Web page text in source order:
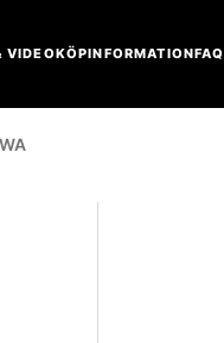
VIDEOKÖPINFORMATIONFAQ